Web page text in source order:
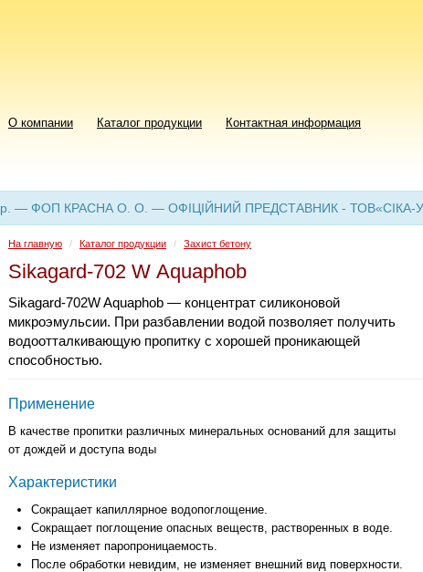
О компании Каталог продукции Контактная информация
— ФОП КРАСНА О. О. — ОФІЦІЙНИЙ ПРЕДСТАВНИК - ТОВ«СІКА-
На главную / Каталог продукции / Захист бетону
Sikagard-702 W Aquaphob
Sikagard-702W Aquaphob — концентрат силиконовой
микроэмульсии. При разбавлении водой позволяет получить
водоотталкивающую пропитку с хорошей проникающей
способностью.
Применение
В качестве пропитки различных минеральных оснований для защиты
от дождей и доступа воды
Характеристики
Сокращает капиллярное водопоглощение.
Сокращает поглощение опасных веществ, растворенных в воде.
Не изменяет паропроницаемость.
После обработки невидим, не изменяет внешний вид поверхности.